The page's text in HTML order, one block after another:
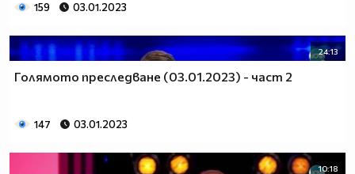
159 03.01.2023
24:13
Голямото преследване (03.01.2023) - част 2
147 03.01.2023
10:18